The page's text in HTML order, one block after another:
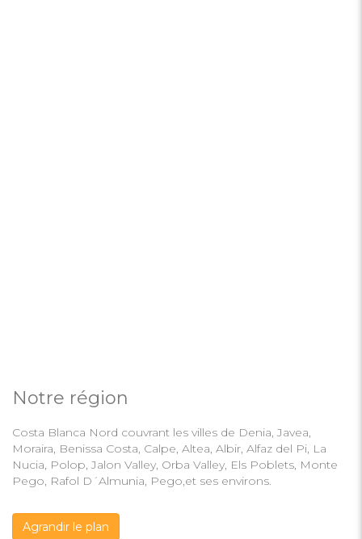
Notre région
Costa Blanca Nord couvrant les villes de Denia, Javea,
Moraira, Benissa Costa, Calpe, Altea, Albir, Alfaz del Pi, La
Nucia, Polop, Jalon Valley, Orba Valley, Els Poblets, Monte
Pego, Rafol D´Almunia, Pego,et ses environs.
Agrandir le plan